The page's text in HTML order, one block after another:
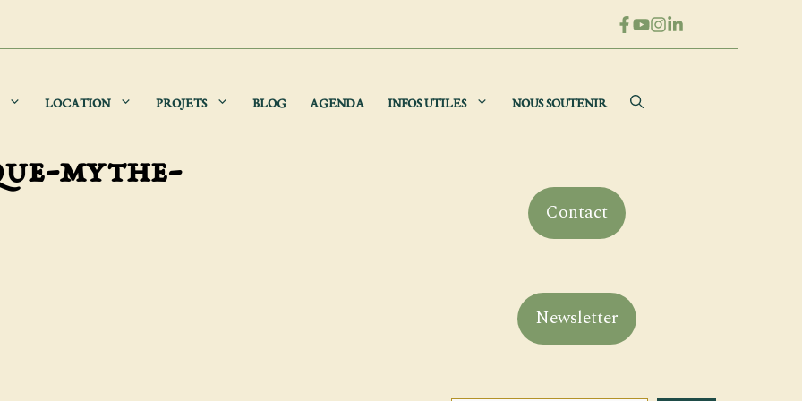
LOCATION PROJETS BLOG AGENDA INFOS UTILES NOUS SOUTENIR
mythe-
Contact
Newsletter